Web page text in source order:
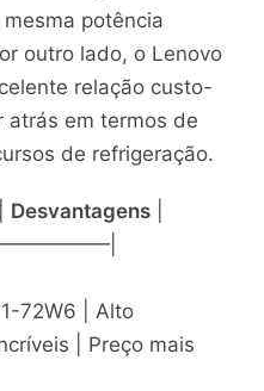
potência
outro lado, o Lenovo
relação custo-
atrás em termos de
de refrigeração.
Desvantagens|
72W6 | Alto
| Preço mais